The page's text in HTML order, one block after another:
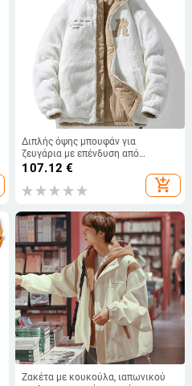
Διπλής όψης μπουφάν για
ζευγάρια με επένδυση από
βαμβάκι, ανδρικό χειμερινό
μπουφάν νέας τεχνολογίας με
επένδυση από φλις, παχύρρευστο
φοιτητικής μάρκας με επένδυση
από βαμβάκι
107.12 €
add_shopping_cart
Ζακέτα με κουκούλα, ιαπωνικού